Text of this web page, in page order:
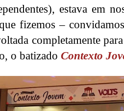
estava em
fizemos –
completamente
o batizado Contexto